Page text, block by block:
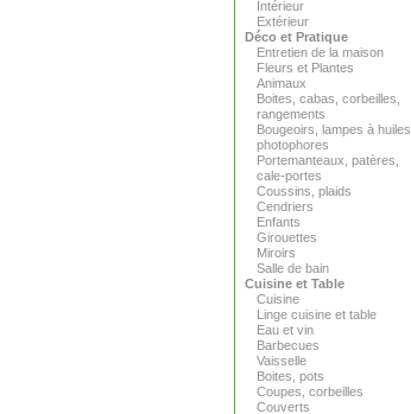
Intérieur
Extérieur
Déco et Pratique
Entretien de la maison
Fleurs et Plantes
Animaux
Boites, cabas, corbeilles,
rangements
Bougeoirs, lampes à huiles,
photophores
Portemanteaux, patères,
cale-portes
Coussins, plaids
Cendriers
Enfants
Girouettes
Miroirs
Salle de bain
Cuisine et Table
Cuisine
Linge cuisine et table
Eau et vin
Barbecues
Vaisselle
Boites, pots
Coupes, corbeilles
Couverts